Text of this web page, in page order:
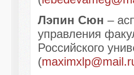
Лэпин Сюн –
управления
Российского
(